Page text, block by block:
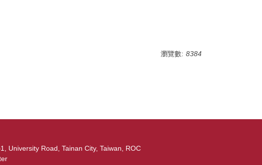
瀏覽數: 8384
University Road, Tainan City, Taiwan, ROC